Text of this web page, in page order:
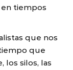
en tiempos
que nos
que
los silos, las